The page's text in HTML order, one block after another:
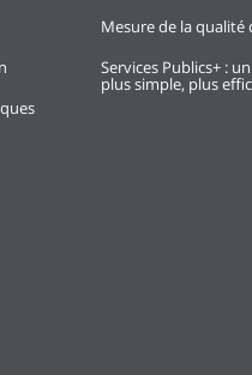
Mesure de la qualité
Services Publics+ :
plus simple, plus